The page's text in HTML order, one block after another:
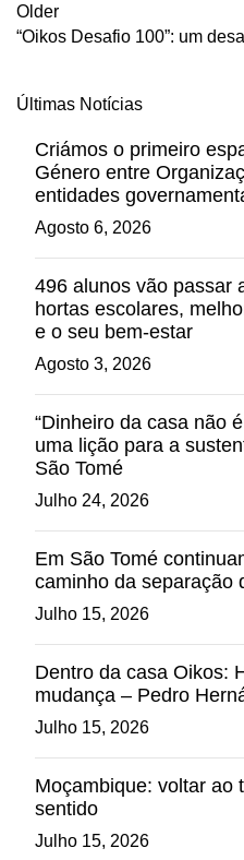
Older
“Oikos Desafio 100”: um
Últimas Notícias
Criámos o primeiro
Género entre
entidades
Agosto 6, 2026
496 alunos vão passar
hortas escolares,
e o seu bem-estar
Agosto 3, 2026
“Dinheiro da casa não
uma lição para a
São Tomé
Julho 24, 2026
Em São Tomé
caminho da separação
Julho 15, 2026
Dentro da casa Oikos:
mudança – Pedro
Julho 15, 2026
Moçambique: voltar ao
sentido
Julho 15, 2026